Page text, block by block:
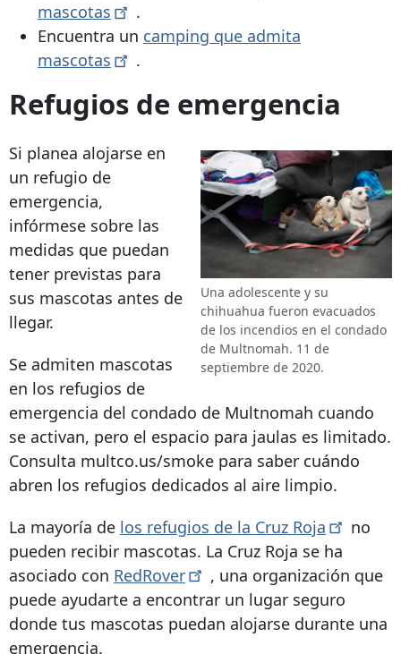
mascotas
.
Encuentra un camping que admita
mascotas
.
Refugios de emergencia
Una adolescente y su
chihuahua fueron evacuados
de los incendios en el condado
de Multnomah. 11 de
septiembre de 2020.
Si planea alojarse en
un refugio de
emergencia,
infórmese sobre las
medidas que puedan
tener previstas para
sus mascotas antes de
llegar.
Se admiten mascotas
en los refugios de
emergencia del condado de Multnomah cuando
se activan, pero el espacio para jaulas es limitado.
Consulta multco.us/smoke para saber cuándo
abren los refugios dedicados al aire limpio.
La mayoría de los refugios de la Cruz Roja
no
pueden recibir mascotas. La Cruz Roja se ha
asociado con RedRover
, una organización que
puede ayudarte a encontrar un lugar seguro
donde tus mascotas puedan alojarse durante una
emergencia.